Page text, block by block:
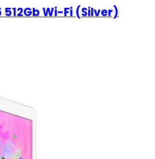
512Gb Wi-Fi (Silver)